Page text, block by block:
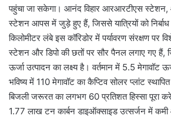
पहुंचा जा सकेगा। आनंद विहार आरआरटीएस स्टेशन,
स्टेशन आपस में जुड़े हुए हैं, जिससे यात्रियों को
किलोमीटर लंबे इस कॉरिडोर में पर्यावरण संरक्षण पर
स्टेशन और डिपो की छतों पर सौर पैनल लगाए गए हैं,
ऊर्जा उत्पादन का लक्ष्य है। वर्तमान में 5.5 मेगावॉट
भविष्य में 110 मेगावॉट का कैप्टिव सोलर प्लांट
बिजली जरूरत का लगभग 60 प्रतिशत हिस्सा पूरा
1.77 लाख टन कार्बन डाइऑक्साइड उत्सर्जन में कमी